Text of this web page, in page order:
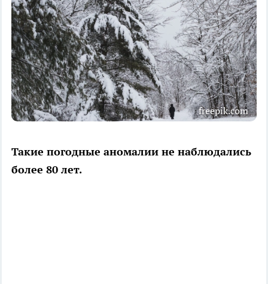
freepik.com
Такие погодные аномалии не наблюдались
более 80 лет.